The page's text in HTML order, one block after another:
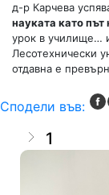
д-р Карчева
науката като път
урок в училище…
Лесотехнически
отдавна е
Сподели във:
1